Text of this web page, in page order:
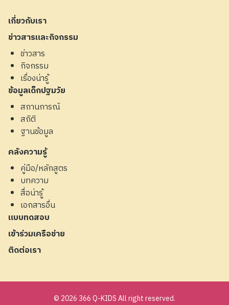
เกี่ยวกับเรา
ข่าวสารและกิจกรรม
ข่าวสาร
กิจกรรม
เรื่องน่ารู้
ข้อมูลเด็กปฐมวัย
สถานการณ์
สถิติ
ฐานข้อมูล
คลังความรู้
คู่มือ/หลักสูตร
บทความ
สื่อน่ารู้
เอกสารอื่น
แบบทดสอบ
เข้าร่วมเครือข่าย
ติดต่อเรา
© 2026 366 Q-KIDS All right reserved.